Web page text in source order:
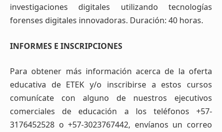
investigaciones digitales utilizando tecnologías
forenses digitales innovadoras. Duración: 40 horas.
INFORMES E INSCRIPCIONES
Para obtener más información acerca de la oferta
educativa de ETEK y/o inscribirse a estos cursos
comunícate con alguno de nuestros ejecutivos
comerciales de educación a los teléfonos +57-
3176452528 o +57-3023767442, envíanos un correo